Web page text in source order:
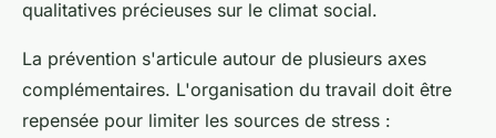
qualitatives précieuses sur le climat social.
La prévention s'articule autour de plusieurs axes
complémentaires. L'organisation du travail doit être
repensée pour limiter les sources de stress :